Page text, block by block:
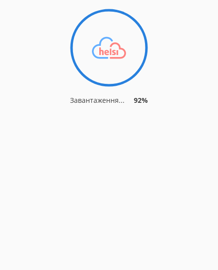
Завантаження... 92%